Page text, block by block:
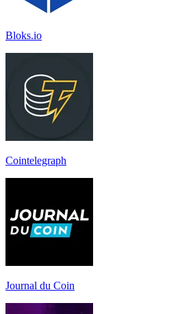
Bloks.io
Cointelegraph
Journal du Coin